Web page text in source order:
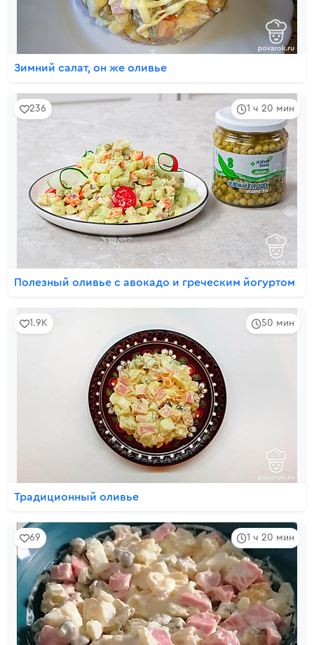
Зимний салат, он же оливье
1 ч 20 мин
236
Полезный оливье с авокадо и греческим йогуртом
50 мин
1.9K
Традиционный оливье
1 ч 20 мин
69